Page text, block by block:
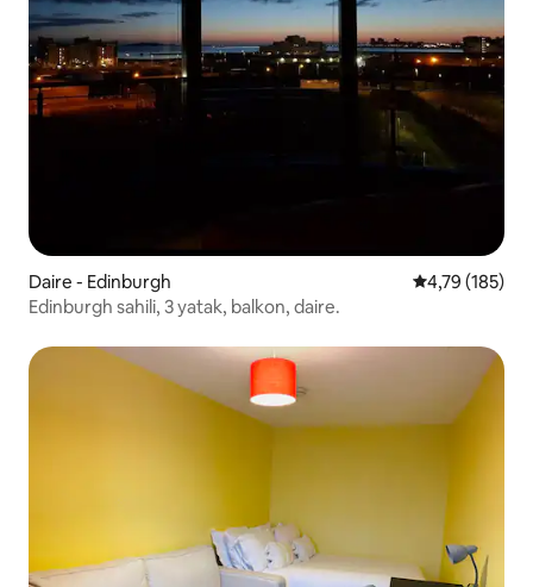
Daire - Edinburgh 5 üzerinden
4,79 (185)
Edinburgh sahili, 3 yatak, balkon, daire.